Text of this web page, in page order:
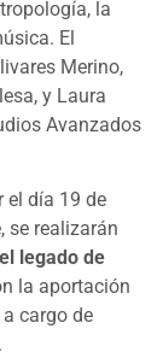
la
El
Merino,
y Laura
Avanzados
el día 19 de
se realizarán
legado de
la aportación
cargo de